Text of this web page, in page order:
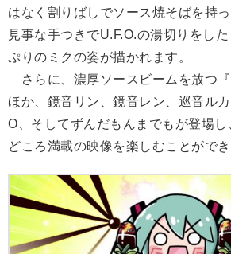
はなく割りばしでソース焼そばを持っ
見事な手つきでU.F.O.の湯切りをし
ぷりのミクの姿が描かれます。
さらに、濃厚ソースビームを放つ
ほか、鏡音リン、鏡音レン、巡音ル
O、そしてずんだもんまでもが登場
どころ満載の映像を楽しむことができ